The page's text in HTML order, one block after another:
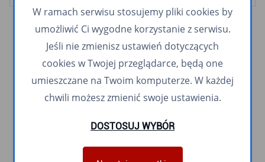
W ramach serwisu stosujemy pliki cookies by
umożliwić Ci wygodne korzystanie z serwisu.
Jeśli nie zmienisz ustawień dotyczących
cookies w Twojej przeglądarce, będą one
umieszczane na Twoim komputerze. W każdej
chwili możesz zmienić swoje ustawienia.
DOSTOSUJ WYBÓR